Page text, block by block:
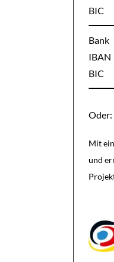
BIC
Bank
IBAN
BIC
Oder:
Mit
und